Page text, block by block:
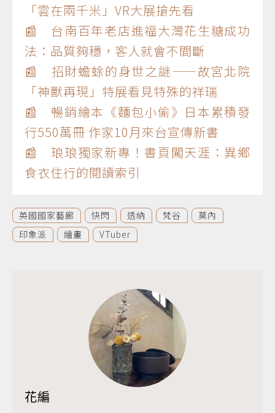
「雲在兩千米」VR大展搶先看
📰 台南百年老店進福大灣花生糖成功
法：品質夠穩，客人就會不間斷
📰 招財蟾蜍的身世之謎——故宮北院
「神獸再現」特展看見特殊的祥瑞
📰 暢銷繪本《麵包小偷》日本累積發
行550萬冊 作家10月來台宣傳新書
📰 琅琅獨家新專！書頁闖天涯：異鄉
食衣住行的閱讀索引
英國國家藝廊 快閃 透納 梵谷
莫內
印象派
繪畫 VTuber
花編